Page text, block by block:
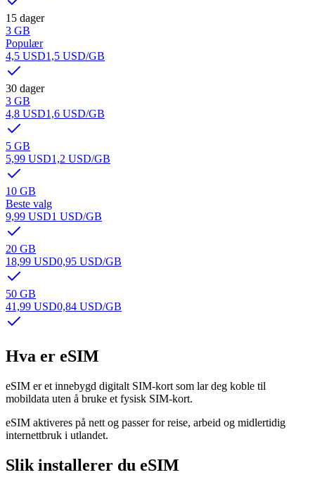
15 dager
3 GB
Populær
4,5 USD1,5 USD/GB
30 dager
3 GB
4,8 USD1,6 USD/GB
5 GB
5,99 USD1,2 USD/GB
10 GB
Beste valg
9,99 USD1 USD/GB
20 GB
18,99 USD0,95 USD/GB
50 GB
41,99 USD0,84 USD/GB
Hva er eSIM
eSIM er et innebygd digitalt SIM-kort som lar deg koble til
mobildata uten å bruke et fysisk SIM-kort.
eSIM aktiveres på nett og passer for reise, arbeid og midlertidig
internettbruk i utlandet.
Slik installerer du eSIM